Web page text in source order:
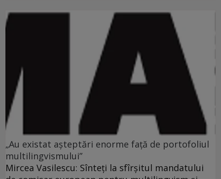
„Au existat aşteptări enorme faţă de portofoliul
multilingvismului”
Mircea Vasilescu: Sînteţi la sfîrşitul mandatului